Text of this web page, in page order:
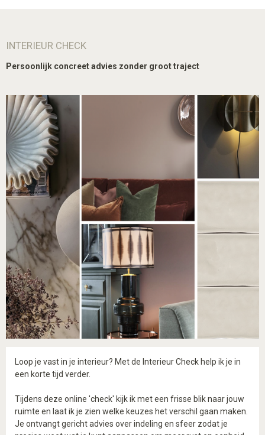
INTERIEUR CHECK
Persoonlijk concreet advies zonder groot traject
Loop je vast in je interieur? Met de Interieur Check help ik je in
een korte tijd verder.
Tijdens deze online 'check' kijk ik met een frisse blik naar jouw
ruimte en laat ik je zien welke keuzes het verschil gaan maken.
Je ontvangt gericht advies over indeling en sfeer zodat je